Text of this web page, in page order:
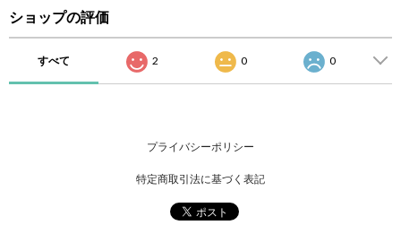
ショップの評価
すべて 2 0 0
プライバシーポリシー
特定商取引法に基づく表記